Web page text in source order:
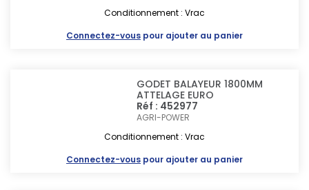
Conditionnement : Vrac
Connectez-vous pour ajouter au panier
GODET BALAYEUR 1800MM
ATTELAGE EURO
Réf : 452977
AGRI-POWER
Conditionnement : Vrac
Connectez-vous pour ajouter au panier